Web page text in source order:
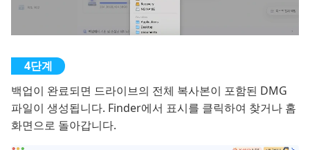
백업이 완료되면 드라이브의 전체 복사본이 포함된 DMG
파일이 생성됩니다. Finder에서 표시를 클릭하여 찾거나 홈
화면으로 돌아갑니다.